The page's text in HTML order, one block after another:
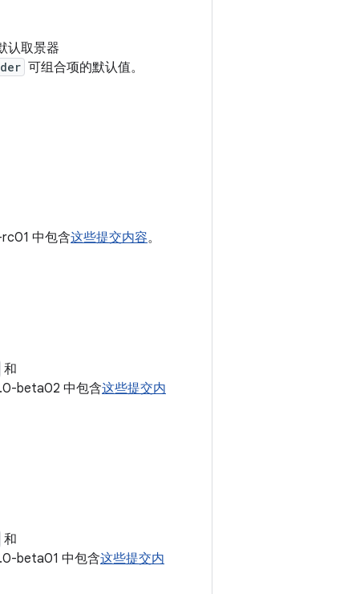
认取景器
可组合项的默认值。
中包含这些提交内容。
和
beta02 中包含这些提交内
和
beta01 中包含这些提交内